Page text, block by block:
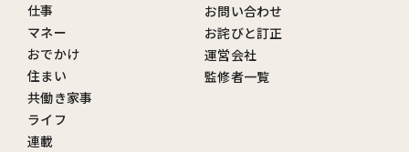
仕事
マネー
おでかけ
住まい
共働き家事
ライフ
連載
お問い合わせ
お詫びと訂正
運営会社
監修者一覧